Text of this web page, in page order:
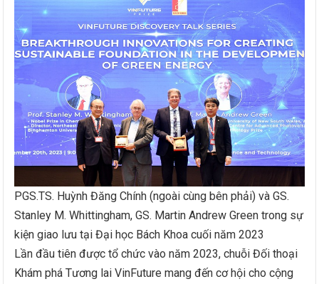
PGS.TS. Huỳnh Đăng Chính (ngoài cùng bên phải) và GS.
Stanley M. Whittingham, GS. Martin Andrew Green trong sự
kiện giao lưu tại Đại học Bách Khoa cuối năm 2023
Lần đầu tiên được tổ chức vào năm 2023, chuỗi Đối thoại
Khám phá Tương lai VinFuture mang đến cơ hội cho cộng